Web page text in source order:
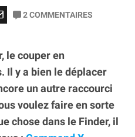
2COMMENTAIRES
le couper en
Il y a bien le déplacer
un autre raccourci
voulez faire en sorte
chose dans le Finder, il